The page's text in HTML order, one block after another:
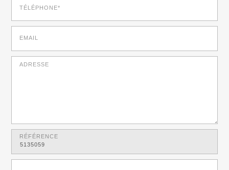
TÉLÉPHONE*
EMAIL
ADRESSE
RÉFÉRENCE